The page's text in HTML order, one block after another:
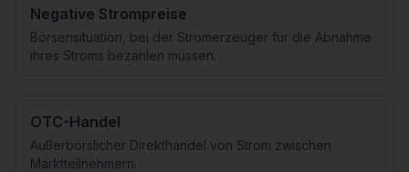
Negative Strompreise
Börsensituation, bei der Stromerzeuger für die Abnahme
ihres Stroms bezahlen müssen.
OTC-Handel
Außerbörslicher Direkthandel von Strom zwischen
Marktteilnehmern.